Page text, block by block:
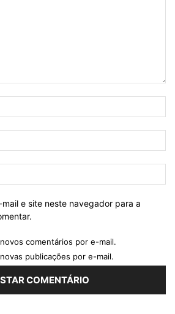
e site neste navegador para a
comentários por e-mail.
publicações por e-mail.